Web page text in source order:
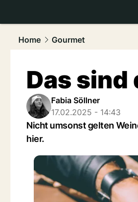
Home
Gourmet
Das
Fabia Söllner
17.02.2025 - 14:43
Nicht umsonst gelten
hier.